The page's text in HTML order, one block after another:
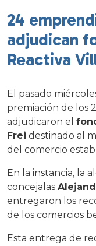
24
adjudican
Reactiva
El pasado
premiación de los
adjudicaron el
Frei destinado al
del comercio
En la instancia, la
concejalas
entregaron los
de los comercios
Esta entrega de